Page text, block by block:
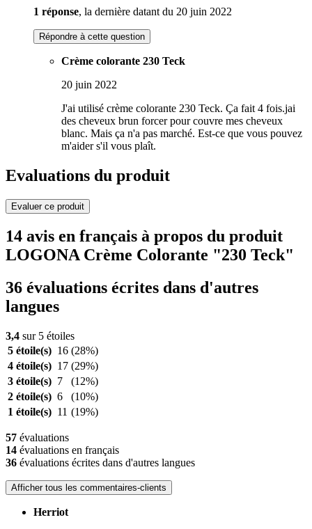
1 réponse, la dernière datant du 20 juin 2022
Répondre à cette question
Crème colorante 230 Teck
20 juin 2022
J'ai utilisé crème colorante 230 Teck. Ça fait 4 fois.jai
des cheveux brun forcer pour couvre mes cheveux
blanc. Mais ça n'a pas marché. Est-ce que vous pouvez
m'aider s'il vous plaît.
Evaluations du produit
Evaluer ce produit
14 avis en français à propos du produit
LOGONA Crème Colorante "230 Teck"
36 évaluations écrites dans d'autres
langues
3,4 sur 5 étoiles
5 étoile(s) 16 (28%)
4 étoile(s) 17 (29%)
3 étoile(s) 7
(12%)
2 étoile(s) 6
(10%)
1 étoile(s) 11 (19%)
57 évaluations
14 évaluations en français
36 évaluations écrites dans d'autres langues
Afficher tous les commentaires-clients
Herriot